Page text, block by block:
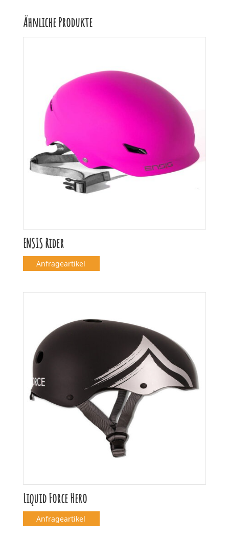
Ähnliche Produkte
ENSIS Rider
Anfrageartikel
Liquid Force Hero
Anfrageartikel